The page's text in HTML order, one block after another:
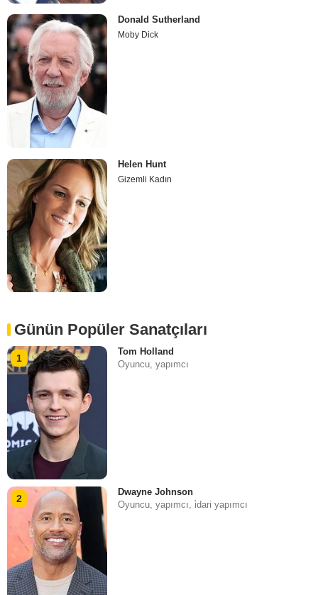
Donald Sutherland
Moby Dick
Helen Hunt
Gizemli Kadın
Günün Popüler Sanatçıları
1
Tom Holland
Oyuncu, yapımcı
2
Dwayne Johnson
Oyuncu, yapımcı, i̇dari yapımcı